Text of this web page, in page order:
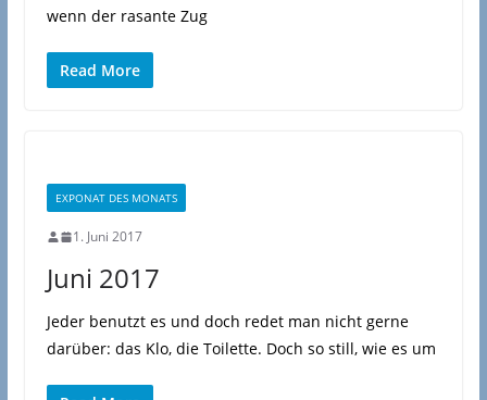
wenn der rasante Zug
Read More
EXPONAT DES MONATS
1. Juni 2017
Juni 2017
Jeder benutzt es und doch redet man nicht gerne
darüber: das Klo, die Toilette. Doch so still, wie es um